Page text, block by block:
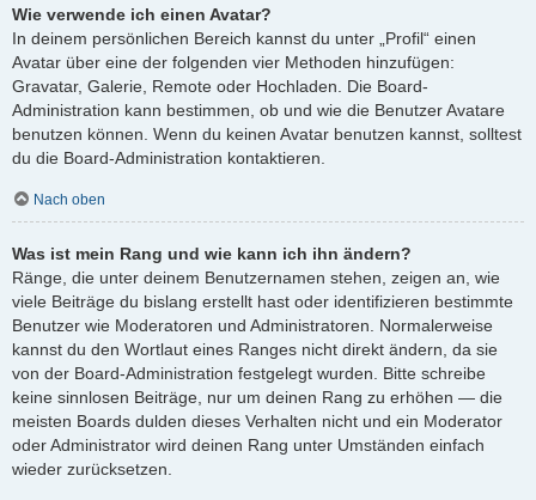
Wie verwende ich einen Avatar?
In deinem persönlichen Bereich kannst du unter „Profil“ einen
Avatar über eine der folgenden vier Methoden hinzufügen:
Gravatar, Galerie, Remote oder Hochladen. Die Board-
Administration kann bestimmen, ob und wie die Benutzer Avatare
benutzen können. Wenn du keinen Avatar benutzen kannst, solltest
du die Board-Administration kontaktieren.
Nach oben
Was ist mein Rang und wie kann ich ihn ändern?
Ränge, die unter deinem Benutzernamen stehen, zeigen an, wie
viele Beiträge du bislang erstellt hast oder identifizieren bestimmte
Benutzer wie Moderatoren und Administratoren. Normalerweise
kannst du den Wortlaut eines Ranges nicht direkt ändern, da sie
von der Board-Administration festgelegt wurden. Bitte schreibe
keine sinnlosen Beiträge, nur um deinen Rang zu erhöhen — die
meisten Boards dulden dieses Verhalten nicht und ein Moderator
oder Administrator wird deinen Rang unter Umständen einfach
wieder zurücksetzen.